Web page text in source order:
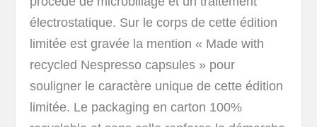
électrostatique. Sur le corps de cette édition
limitée est gravée la mention « Made with
recycled Nespresso capsules » pour
souligner le caractère unique de cette édition
limitée. Le packaging en carton 100%